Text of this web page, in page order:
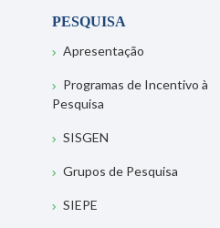
PESQUISA
Apresentação
Programas de Incentivo à
Pesquisa
SISGEN
Grupos de Pesquisa
SIEPE